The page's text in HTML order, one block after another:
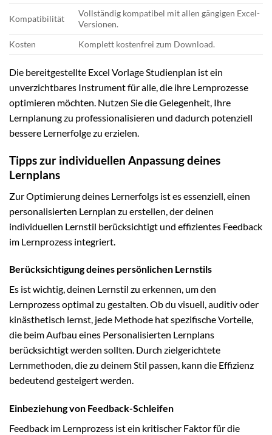
Kompatibilität
Vollständig kompatibel mit allen gängigen Excel-
Versionen.
Kosten
Komplett kostenfrei zum Download.
Die bereitgestellte Excel Vorlage Studienplan ist ein
unverzichtbares Instrument für alle, die ihre Lernprozesse
optimieren möchten. Nutzen Sie die Gelegenheit, Ihre
Lernplanung zu professionalisieren und dadurch potenziell
bessere Lernerfolge zu erzielen.
Tipps zur individuellen Anpassung deines
Lernplans
Zur Optimierung deines Lernerfolgs ist es essenziell, einen
personalisierten Lernplan zu erstellen, der deinen
individuellen Lernstil berücksichtigt und effizientes Feedback
im Lernprozess integriert.
Berücksichtigung deines persönlichen Lernstils
Es ist wichtig, deinen Lernstil zu erkennen, um den
Lernprozess optimal zu gestalten. Ob du visuell, auditiv oder
kinästhetisch lernst, jede Methode hat spezifische Vorteile,
die beim Aufbau eines Personalisierten Lernplans
berücksichtigt werden sollten. Durch zielgerichtete
Lernmethoden, die zu deinem Stil passen, kann die Effizienz
bedeutend gesteigert werden.
Einbeziehung von Feedback-Schleifen
Feedback im Lernprozess ist ein kritischer Faktor für die